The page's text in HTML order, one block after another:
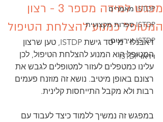
ISTDP מאמרים
ISTDP ספרות מקצועית
ISTDP אירועים
וידאו ISTDP
מפגש למידה מספר 3 - רצון
המטופל כמנוע להצלחת הטיפול
דאבנלו - מייסד גישת ISTDP, טען שרצון
המטופל הוא המנוע להצלחת הטיפול, לכן
עלינו כמטפלים לעזור למטופלים לגבש את
רצונם באופן מיטיב. נושא זה מוזנח פעמים
רבות ולא מקבל התייחסות קלינית.
במפגש זה נמשיך ללמוד כיצד לעבוד עם